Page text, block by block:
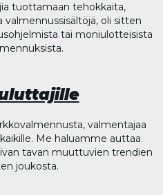
tuottamaan tehokkaita,
valmennussisältöjä, oli sitten
tai moniulotteisista
valmentajaa
Me haluamme auttaa
tavan muuttuvien trendien
joukosta.